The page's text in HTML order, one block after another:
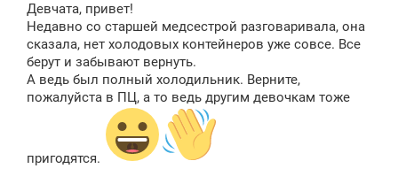
б
щ
н
и
Девчата, привет!
Недавно со старшей медсестрой разговаривала, она
сказала, нет холодовых контейнеров уже совсе. Все
берут и забывают вернуть.
А ведь был полный холодильник. Верните,
пожалуйста в ПЦ, а то ведь другим девочкам тоже
пригодятся.